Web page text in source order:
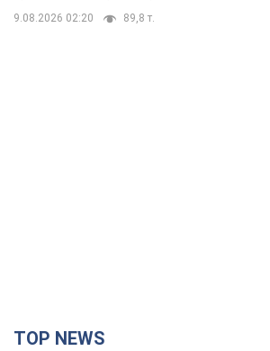
9.08.2026 02:20 89,8 т.
TOP NEWS